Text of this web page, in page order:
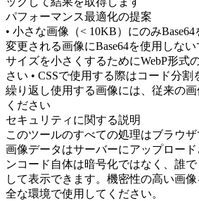
パフォーマンス最適化の提案
• 小さな画像（< 10KB）にのみ
変更される画像にBase64を使用しな
サイズを小さくするためにWebP形式
さい • CSSで使用する際はコード分割
繰り返し使用する画像には、従来の
ください
セキュリティに関する説明
このツールのすべての処理はブラウザ
画像データはサーバーにアップロード
ンコード自体は暗号化ではなく、誰
して表示できます。機密性の高い画
全な環境で使用してください。